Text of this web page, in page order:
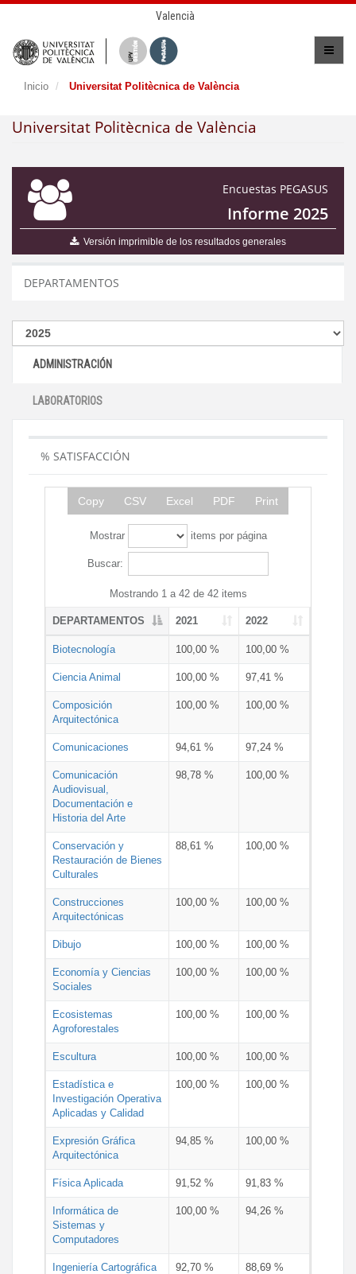
Valencià
Inicio Universitat Politècnica de València
Universitat Politècnica de València
Encuestas PEGASUS
Informe 2025
Versión imprimible de los resultados generales
DEPARTAMENTOS
ADMINISTRACIÓN
LABORATORIOS
% SATISFACCIÓN
Copy CSV Excel PDF Print
Mostrar items por página
Buscar:
Mostrando 1 a 42 de 42 items
DEPARTAMENTOS 2021 2022
Biotecnología 100,00 % 100,00 %
Ciencia Animal 100,00 % 97,41 %
Composición
Arquitectónica
100,00 % 100,00 %
Comunicaciones 94,61 % 97,24 %
Comunicación
Audiovisual,
Documentación e
Historia del Arte
98,78 % 100,00 %
Conservación y
Restauración de Bienes
Culturales
88,61 % 100,00 %
Construcciones
Arquitectónicas
100,00 % 100,00 %
Dibujo 100,00 % 100,00 %
Economía y Ciencias
Sociales
100,00 % 100,00 %
Ecosistemas
Agroforestales
100,00 % 100,00 %
Escultura 100,00 % 100,00 %
Estadística e
Investigación Operativa
Aplicadas y Calidad
100,00 % 100,00 %
Expresión Gráfica
Arquitectónica
94,85 % 100,00 %
Física Aplicada 91,52 % 91,83 %
Informática de
Sistemas y
Computadores
100,00 % 94,26 %
Ingeniería Cartográfica
92,70 % 88,69 %